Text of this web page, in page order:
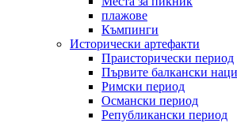
плажове
Къмпинги
Исторически артефакти
Праисторически период
Първите балкански
Римски период
Османски период
Републикански период